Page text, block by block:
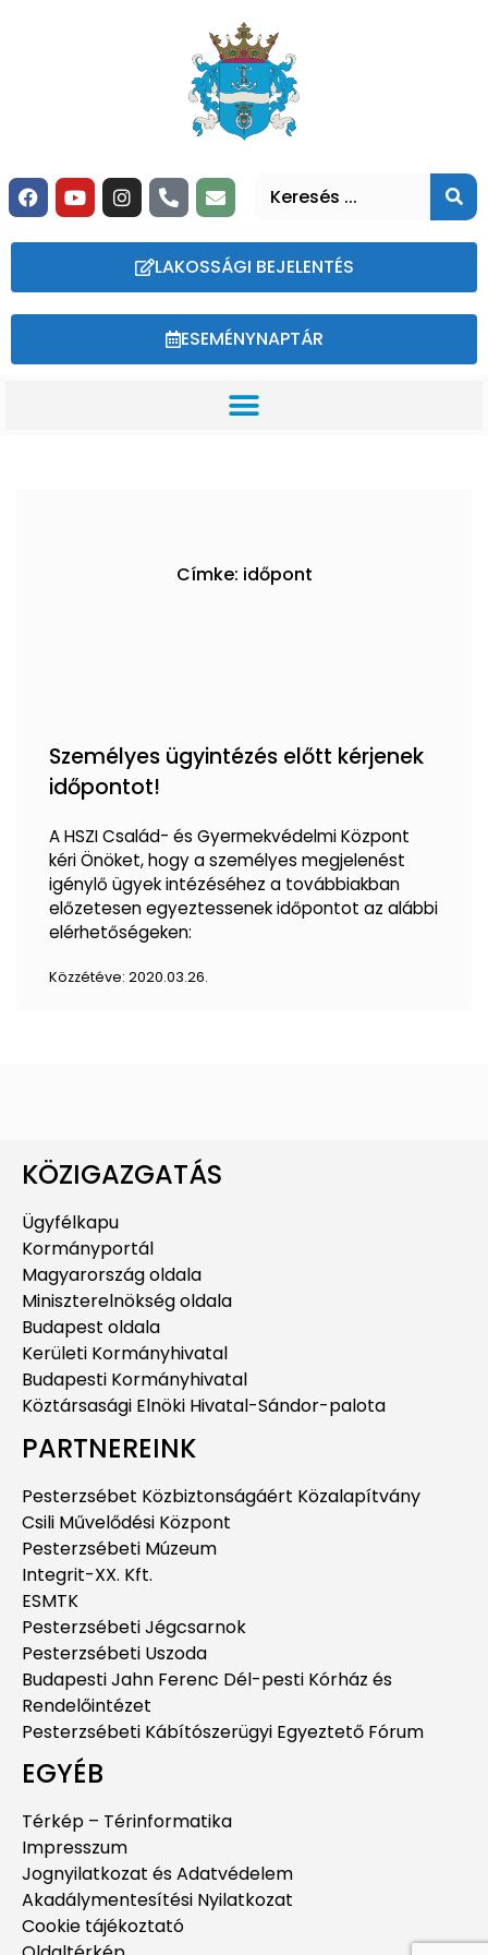
LAKOSSÁGI BEJELENTÉS
ESEMÉNYNAPTÁR
Címke: időpont
Személyes ügyintézés előtt kérjenek
időpontot!
A HSZI Család- és Gyermekvédelmi Központ
kéri Önöket, hogy a személyes megjelenést
igénylő ügyek intézéséhez a továbbiakban
előzetesen egyeztessenek időpontot az alábbi
elérhetőségeken:
Közzétéve: 2020.03.26.
KÖZIGAZGATÁS
Ügyfélkapu
Kormányportál
Magyarország oldala
Miniszterelnökség oldala
Budapest oldala
Kerületi Kormányhivatal
Budapesti Kormányhivatal
Köztársasági Elnöki Hivatal-Sándor-palota
PARTNEREINK
Pesterzsébet Közbiztonságáért Közalapítvány
Csili Művelődési Központ
Pesterzsébeti Múzeum
Integrit-XX. Kft.
ESMTK
Pesterzsébeti Jégcsarnok
Pesterzsébeti Uszoda
Budapesti Jahn Ferenc Dél-pesti Kórház és
Rendelőintézet
Pesterzsébeti Kábítószerügyi Egyeztető Fórum
EGYÉB
Térkép – Térinformatika
Impresszum
Jognyilatkozat és Adatvédelem
Akadálymentesítési Nyilatkozat
Cookie tájékoztató